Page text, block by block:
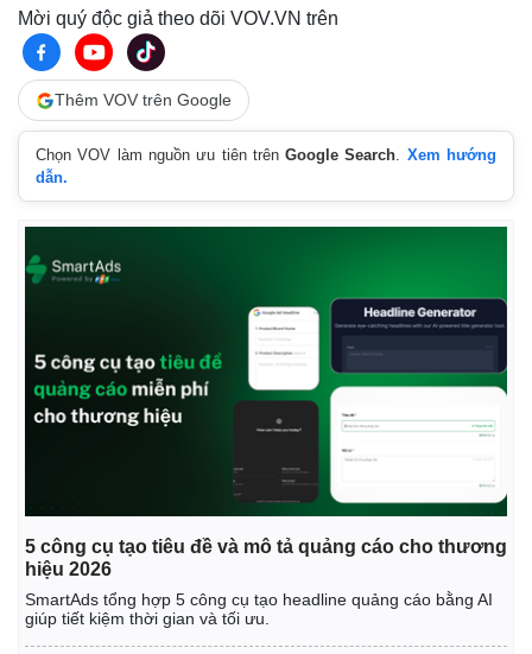
Mời quý độc giả theo dõi VOV.VN trên
Thêm VOV trên Google
Chọn VOV làm nguồn ưu tiên trênGoogle Search. Xem hướng
dẫn.
5 công cụ tạo tiêu đề và mô tả quảng cáo cho thương
hiệu 2026
SmartAds tổng hợp 5 công cụ tạo headline quảng cáo bằng AI
giúp tiết kiệm thời gian và tối ưu.